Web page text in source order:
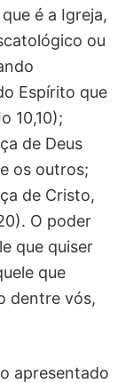
é a Igreja,
ou
Espírito que
10,10);
de Deus
os outros;
de Cristo,
O poder
que quiser
que
dentre vós,
apresentado